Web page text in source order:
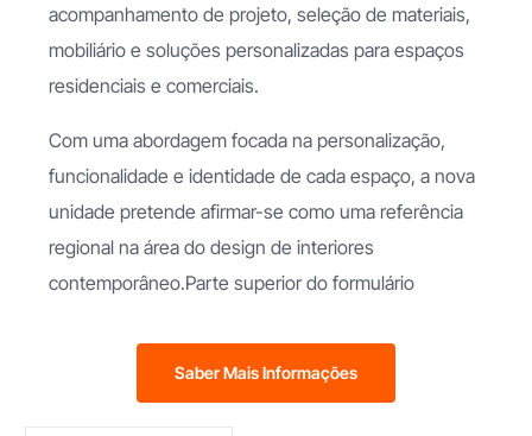
acompanhamento de projeto, seleção de materiais,
mobiliário e soluções personalizadas para espaços
residenciais e comerciais.
Com uma abordagem focada na personalização,
funcionalidade e identidade de cada espaço, a nova
unidade pretende afirmar-se como uma referência
regional na área do design de interiores
contemporâneo.Parte superior do formulário
Saber Mais Informações